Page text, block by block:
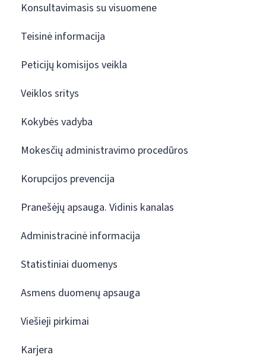
Konsultavimasis su visuomene
Teisinė informacija
Peticijų komisijos veikla
Veiklos sritys
Kokybės vadyba
Mokesčių administravimo procedūros
Korupcijos prevencija
Pranešėjų apsauga. Vidinis kanalas
Administracinė informacija
Statistiniai duomenys
Asmens duomenų apsauga
Viešieji pirkimai
Karjera